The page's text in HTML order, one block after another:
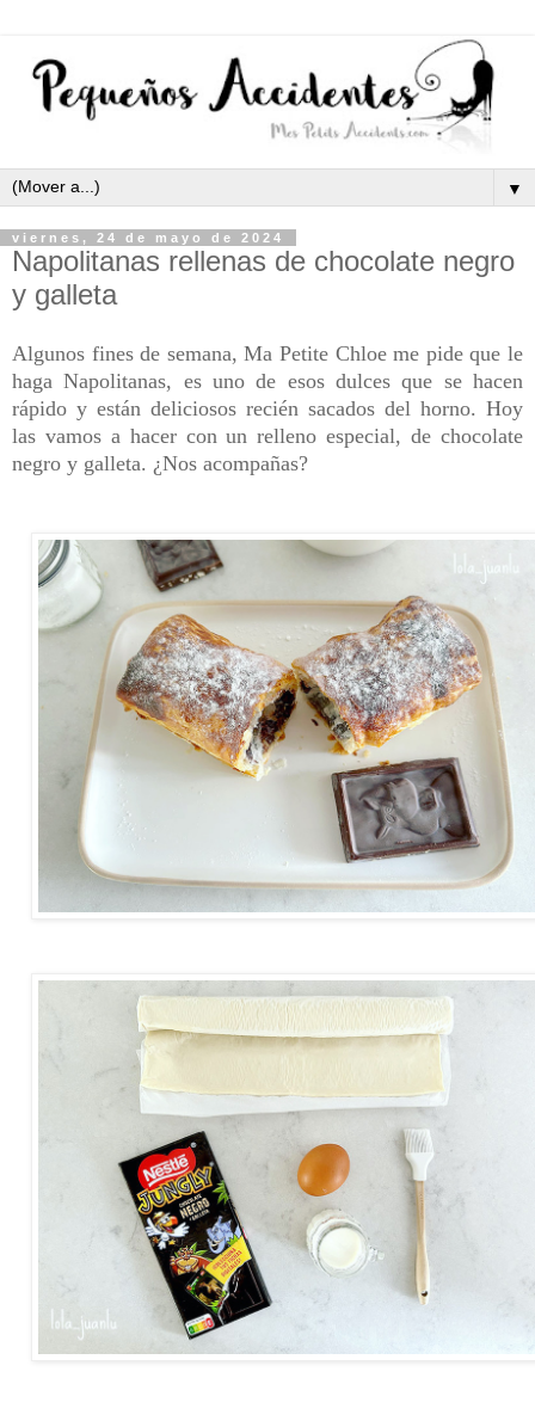
▼
viernes, 24 de mayo de 2024
Napolitanas rellenas de chocolate negro
y galleta
Algunos fines de semana, Ma Petite Chloe me pide que le
haga Napolitanas, es uno de esos dulces que se hacen
rápido y están deliciosos recién sacados del horno. Hoy
las vamos a hacer con un relleno especial, de chocolate
negro y galleta. ¿Nos acompañas?